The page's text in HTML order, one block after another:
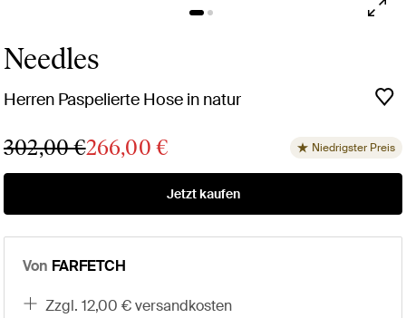
Needles
Herren Paspelierte Hose in natur
302,00 €266,00 € Niedrigster Preis
Jetzt kaufen
Von FARFETCH
zzgl. 12,00 € versandkosten